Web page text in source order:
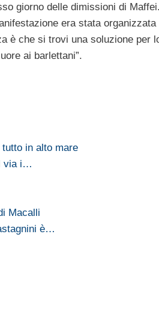
giorno delle dimissioni di
era stata
è che si trovi una soluzione per
ai barlettani”.
in alto mare
via i…
Macalli
è…